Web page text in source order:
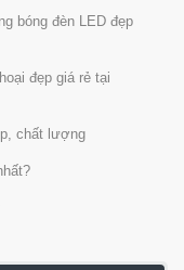
bóng đèn LED đẹp
đẹp giá rẻ tại
chất lượng